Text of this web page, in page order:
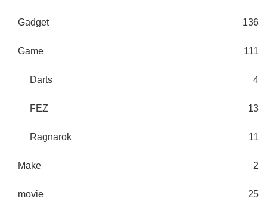
Gadget 136
Game 111
Darts 4
FEZ 13
Ragnarok 11
Make 2
movie 25